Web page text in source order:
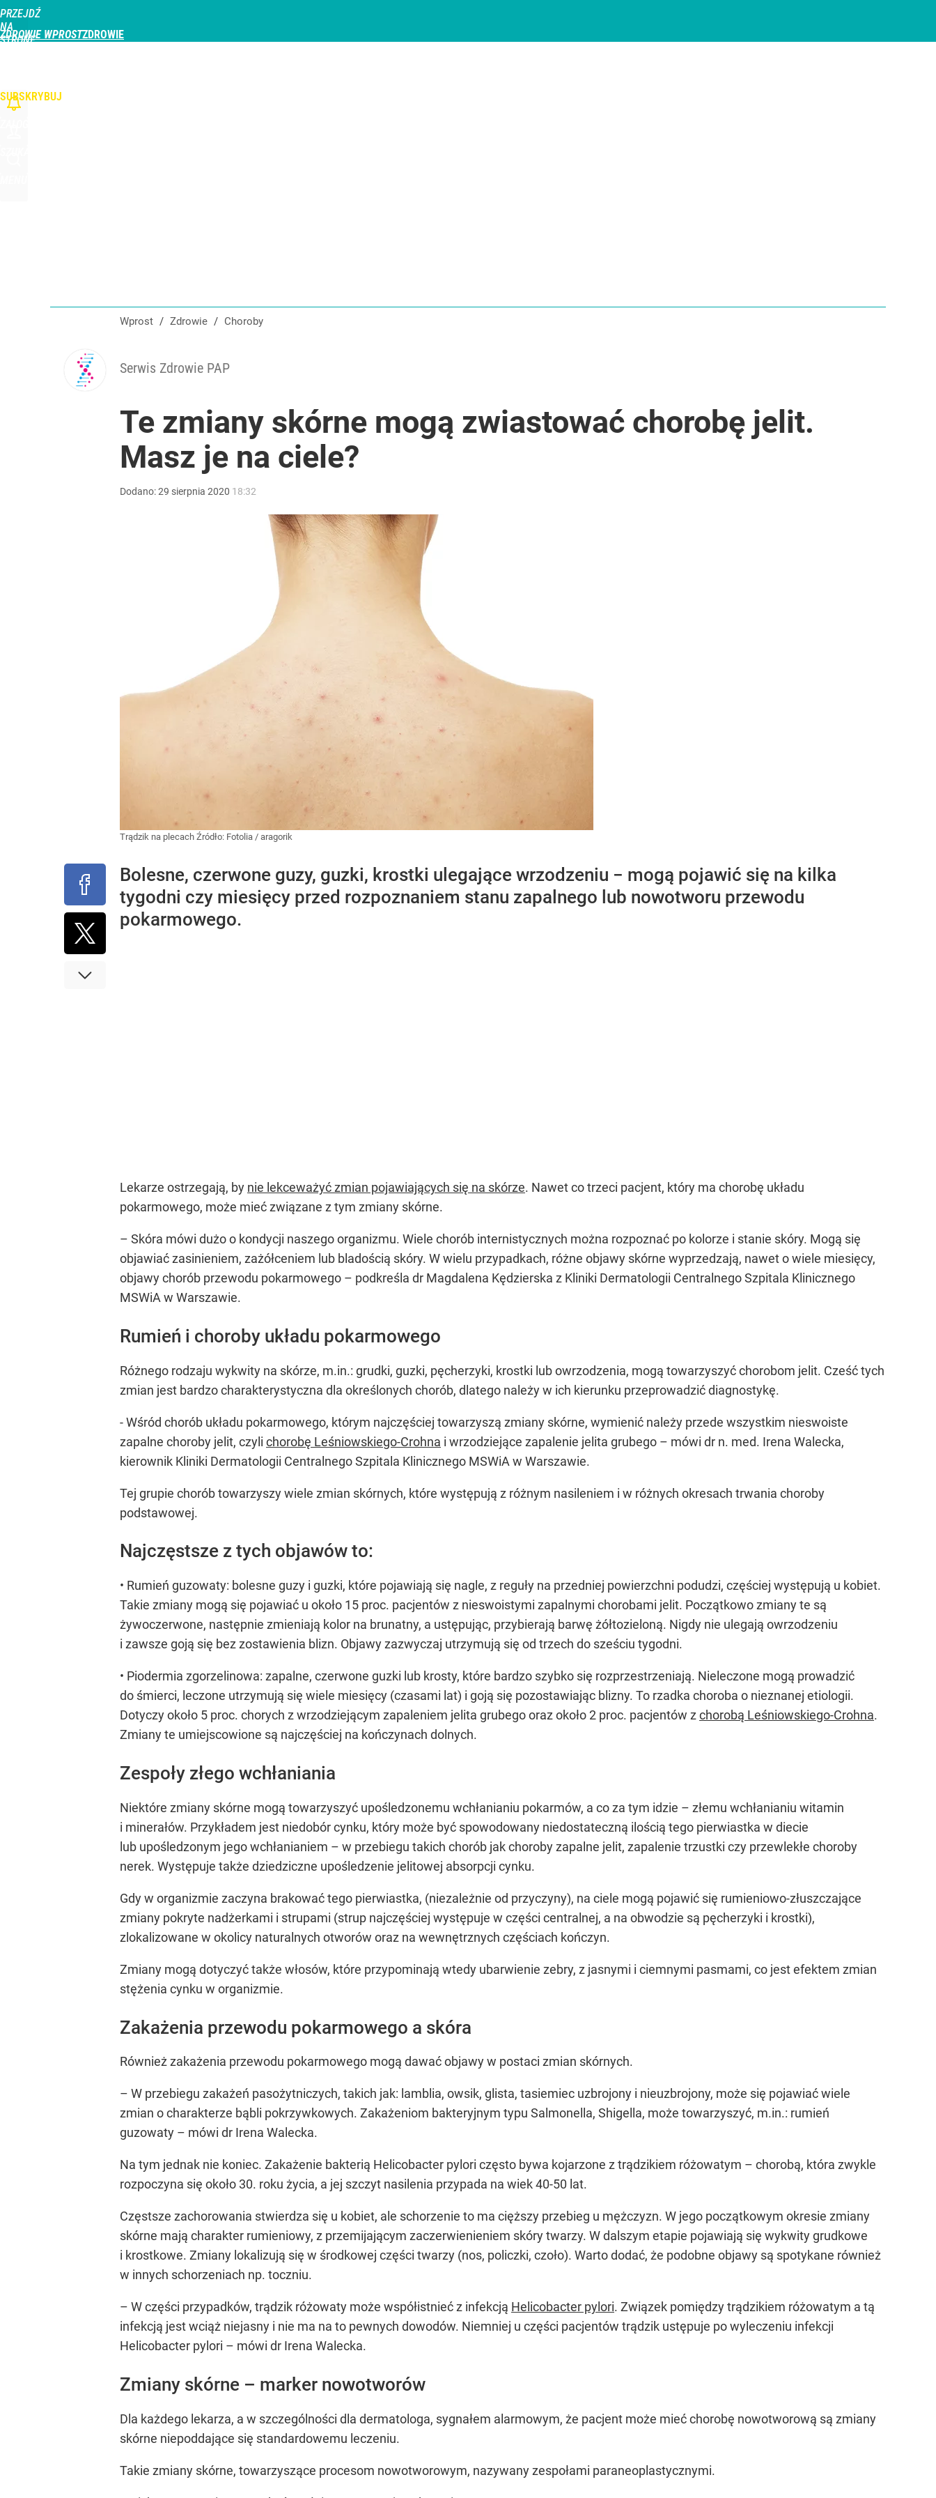
PRZEJDŹ
NA
STRONĘ
ZDROWIE WPROST
SUBSKRYBUJ
Wprost / Zdrowie / Choroby
Serwis Zdrowie PAP
Te zmiany skórne mogą zwiastować chorobę jelit.
Masz je na ciele?
Dodano:29 sierpnia 2020 18:32
Trądzik na plecach Źródło: Fotolia / aragorik
Bolesne, czerwone guzy, guzki, krostki ulegające wrzodzeniu − mogą pojawić się na kilka
tygodni czy miesięcy przed rozpoznaniem stanu zapalnego lub nowotworu przewodu
pokarmowego.
Lekarze ostrzegają, by nie lekceważyć zmian pojawiających się na skórze. Nawet co trzeci pacjent, który ma chorobę układu
pokarmowego, może mieć związane z tym zmiany skórne.
– Skóra mówi dużo o kondycji naszego organizmu. Wiele chorób internistycznych można rozpoznać po kolorze i stanie skóry. Mogą się
objawiać zasinieniem, zażółceniem lub bladością skóry. W wielu przypadkach, różne objawy skórne wyprzedzają, nawet o wiele miesięcy,
objawy chorób przewodu pokarmowego – podkreśla dr Magdalena Kędzierska z Kliniki Dermatologii Centralnego Szpitala Klinicznego
MSWiA w Warszawie.
Rumień i choroby układu pokarmowego
Różnego rodzaju wykwity na skórze, m.in.: grudki, guzki, pęcherzyki, krostki lub owrzodzenia, mogą towarzyszyć chorobom jelit. Cześć tych
zmian jest bardzo charakterystyczna dla określonych chorób, dlatego należy w ich kierunku przeprowadzić diagnostykę.
- Wśród chorób układu pokarmowego, którym najczęściej towarzyszą zmiany skórne, wymienić należy przede wszystkim nieswoiste
zapalne choroby jelit, czyli chorobę Leśniowskiego-Crohna i wrzodziejące zapalenie jelita grubego – mówi dr n. med. Irena Walecka,
kierownik Kliniki Dermatologii Centralnego Szpitala Klinicznego MSWiA w Warszawie.
Tej grupie chorób towarzyszy wiele zmian skórnych, które występują z różnym nasileniem i w różnych okresach trwania choroby
podstawowej.
Najczęstsze z tych objawów to:
• Rumień guzowaty: bolesne guzy i guzki, które pojawiają się nagle, z reguły na przedniej powierzchni podudzi, częściej występują u kobiet.
Takie zmiany mogą się pojawiać u około 15 proc. pacjentów z nieswoistymi zapalnymi chorobami jelit. Początkowo zmiany te są
żywoczerwone, następnie zmieniają kolor na brunatny, a ustępując, przybierają barwę żółtozieloną. Nigdy nie ulegają owrzodzeniu
i zawsze goją się bez zostawienia blizn. Objawy zazwyczaj utrzymują się od trzech do sześciu tygodni.
• Piodermia zgorzelinowa: zapalne, czerwone guzki lub krosty, które bardzo szybko się rozprzestrzeniają. Nieleczone mogą prowadzić
do śmierci, leczone utrzymują się wiele miesięcy (czasami lat) i goją się pozostawiając blizny. To rzadka choroba o nieznanej etiologii.
Dotyczy około 5 proc. chorych z wrzodziejącym zapaleniem jelita grubego oraz około 2 proc. pacjentów z chorobą Leśniowskiego-Crohna.
Zmiany te umiejscowione są najczęściej na kończynach dolnych.
Zespoły złego wchłaniania
Niektóre zmiany skórne mogą towarzyszyć upośledzonemu wchłanianiu pokarmów, a co za tym idzie – złemu wchłanianiu witamin
i minerałów. Przykładem jest niedobór cynku, który może być spowodowany niedostateczną ilością tego pierwiastka w diecie
lub upośledzonym jego wchłanianiem – w przebiegu takich chorób jak choroby zapalne jelit, zapalenie trzustki czy przewlekłe choroby
nerek. Występuje także dziedziczne upośledzenie jelitowej absorpcji cynku.
Gdy w organizmie zaczyna brakować tego pierwiastka, (niezależnie od przyczyny), na ciele mogą pojawić się rumieniowo-złuszczające
zmiany pokryte nadżerkami i strupami (strup najczęściej występuje w części centralnej, a na obwodzie są pęcherzyki i krostki),
zlokalizowane w okolicy naturalnych otworów oraz na wewnętrznych częściach kończyn.
Zmiany mogą dotyczyć także włosów, które przypominają wtedy ubarwienie zebry, z jasnymi i ciemnymi pasmami, co jest efektem zmian
stężenia cynku w organizmie.
Zakażenia przewodu pokarmowego a skóra
Również zakażenia przewodu pokarmowego mogą dawać objawy w postaci zmian skórnych.
– W przebiegu zakażeń pasożytniczych, takich jak: lamblia, owsik, glista, tasiemiec uzbrojony i nieuzbrojony, może się pojawiać wiele
zmian o charakterze bąbli pokrzywkowych. Zakażeniom bakteryjnym typu Salmonella, Shigella, może towarzyszyć, m.in.: rumień
guzowaty – mówi dr Irena Walecka.
Na tym jednak nie koniec. Zakażenie bakterią Helicobacter pylori często bywa kojarzone z trądzikiem różowatym – chorobą, która zwykle
rozpoczyna się około 30. roku życia, a jej szczyt nasilenia przypada na wiek 40-50 lat.
Częstsze zachorowania stwierdza się u kobiet, ale schorzenie to ma cięższy przebieg u mężczyzn. W jego początkowym okresie zmiany
skórne mają charakter rumieniowy, z przemijającym zaczerwienieniem skóry twarzy. W dalszym etapie pojawiają się wykwity grudkowe
i krostkowe. Zmiany lokalizują się w środkowej części twarzy (nos, policzki, czoło). Warto dodać, że podobne objawy są spotykane również
w innych schorzeniach np. toczniu.
– W części przypadków, trądzik różowaty może współistnieć z infekcją Helicobacter pylori. Związek pomiędzy trądzikiem różowatym a tą
infekcją jest wciąż niejasny i nie ma na to pewnych dowodów. Niemniej u części pacjentów trądzik ustępuje po wyleczeniu infekcji
Helicobacter pylori – mówi dr Irena Walecka.
Zmiany skórne – marker nowotworów
Dla każdego lekarza, a w szczególności dla dermatologa, sygnałem alarmowym, że pacjent może mieć chorobę nowotworową są zmiany
skórne niepoddające się standardowemu leczeniu.
Takie zmiany skórne, towarzyszące procesom nowotworowym, nazywany zespołami paraneoplastycznymi.